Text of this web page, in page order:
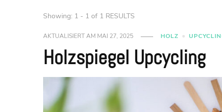
Showing: 1 - 1 of 1 RESULTS
AKTUALISIERT AM MAI 27, 2025 HOLZ
Holzspiegel Upcycling